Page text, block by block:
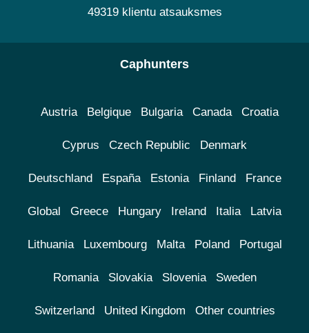
49319 klientu atsauksmes
Caphunters
Austria Belgique Bulgaria Canada Croatia
Cyprus Czech Republic Denmark
Deutschland España Estonia Finland France
Global Greece Hungary Ireland Italia Latvia
Lithuania Luxembourg Malta Poland Portugal
Romania Slovakia Slovenia Sweden
Switzerland United Kingdom Other countries